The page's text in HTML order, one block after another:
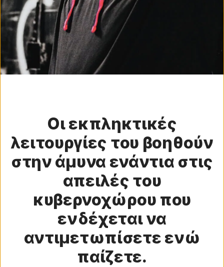
Οι εκπληκτικές
λειτουργίες του βοηθούν
στην άμυνα ενάντια στις
απειλές του
κυβερνοχώρου που
ενδέχεται να
αντιμετωπίσετε ενώ
παίζετε.